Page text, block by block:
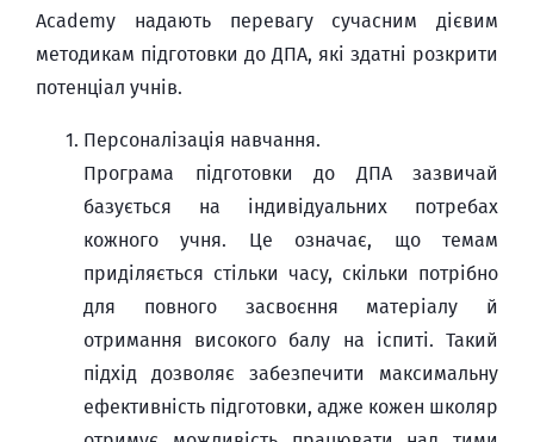
Academy надають перевагу сучасним дієвим
методикам підготовки до ДПА, які здатні розкрити
потенціал учнів.
Персоналізація навчання.
Програма підготовки до ДПА зазвичай
базується на індивідуальних потребах
кожного учня. Це означає, що темам
приділяється стільки часу, скільки потрібно
для повного засвоєння матеріалу й
отримання високого балу на іспиті. Такий
підхід дозволяє забезпечити максимальну
ефективність підготовки, адже кожен школяр